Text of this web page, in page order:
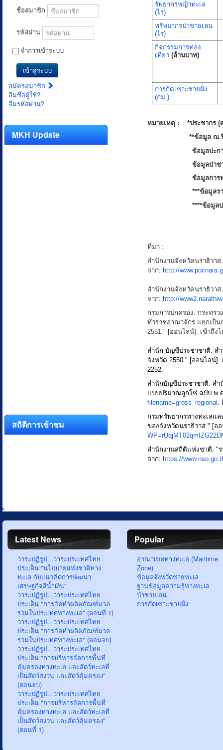
ชื่อสมาชิก
รหัสผ่าน
จำการเข้าระบบ
เข้าสู่ระบบ
สมัครสมาชิก
ลืมชื่อผู้ใช้?
ลืมรหัสผ่าน?
MKH Update
สถิติการเข้าชม
รัพยากรหญ้าทะเล
(ไร่)
ทรัพยากรป่าชายเลน
(ไร่)
กิจกรรมการท่อง
เที่ยว(ล้านบาท)
การกัดเซาะชายฝั่ง
(กม.)
หมายเหตุ : *ประชากร (
**ข้อมูล ณ ปี
ข้อมูลปะก
ข้อมูลป่าช
ข้อมูลการ
***ข้อมูลร
****ข้อมูล
ที่มา :
สำนักงานจังหวัดนราธิวา
จาก: http://
สำนักงานจังหวัดนราธิวา
จาก: http://
กรมการปกครอง. กระทร
ทั่วราชอาณาจักร แยกเป็
2551." [ออนไลน์]. เข้าถึง
สำนัก บัญชีประชาชาติ. ส
จังหวัด 2550." [ออนไลน์].
2252.
สำนักบัญชีประชาชาติ. ส
แบบปริมาณลูกโซ่ ฉบับ พ.
filename=gross_regional .
กรมทรัพยากรทางทะเลแ
ของจังหวัดนราธิวาส." [อ
สำนักงานสถิติแห่งชาติ. "ร
จาก: https://
Latest News
วาระปฏิรูป...วาระประเทศไทย
ประเด็น "นโยบายแห่งชาติทาง
ทะเล กับแนวคิดการพัฒนา
เศรษฐกิจสีน้ำเงิน"
วาระปฏิรูป...วาระประเทศไทย
ประเด็น "การจัดทำผลิตภัณฑ์มวล
รวมในประเทศทางทะเล" (ตอนที่ 1)
วาระปฏิรูป...วาระประเทศไทย
ประเด็น "การจัดทำผลิตภัณฑ์มวล
รวมในประเทศทางทะเล" (ตอนจบ)
วาระปฏิรูป...วาระประเทศไทย
ประเด็น "การบริหารจัดการพื้นที่
คุ้มครองทางทะเล และสัตว์ทะเลที่
เป็นสัตว์สงวน และสัตว์คุ้มครอง"
(ตอนจบ)
วาระปฏิรูป...วาระประเทศไทย
ประเด็น "การบริหารจัดการพื้นที่
คุ้มครองทางทะเล และสัตว์ทะเลที่
เป็นสัตว์สงวน และสัตว์คุ้มครอง"
(ตอนที่ 1)
Popular
อาณาเขตทางทะเล (Maritime
Zone)
ข้อมูลจังหวัดชายทะเล
ฐานข้อมูลความรู้ทางทะเล
ป่าชายเลน
การกัดเซาะชายฝั่ง